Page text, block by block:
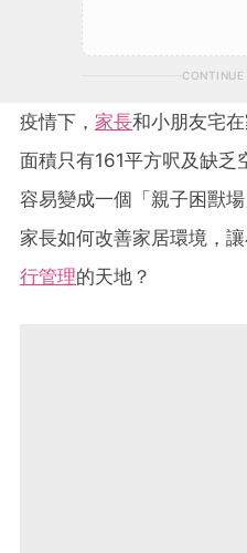
CONTINUE
疫情下， 家長和小朋友宅
面積只有161平方呎及缺乏
容易變成一個「親子困獸
家長如何改善家居環境，
行管理的天地？